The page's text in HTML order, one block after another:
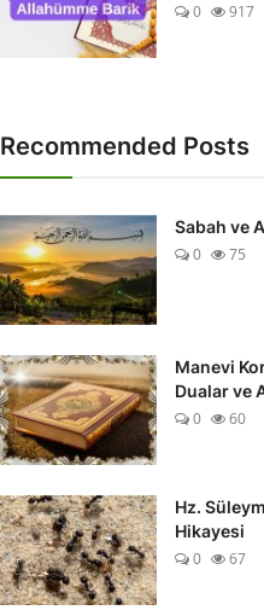
0
917
Recommended Posts
Sabah ve
0
75
Manevi
Dualar ve
0
60
Hz.
Hikayesi
0
67